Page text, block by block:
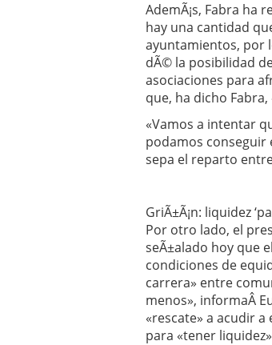
AdemÃ¡s, Fabra ha
hay una cantidad
ayuntamientos, por
dÃ© la posibilidad
asociaciones para
que, ha dicho
«Vamos a intentar
podamos conseguir
sepa el reparto
GriÃ±Ã¡n: liquidez
Por otro lado, el
seÃ±alado hoy que
condiciones de
carrera» entre
menos», informaÂ
«rescate» a acudir
para «tener